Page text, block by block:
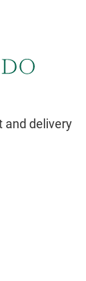
and delivery